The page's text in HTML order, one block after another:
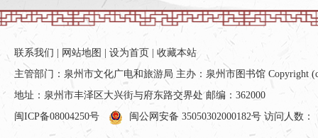
联系我们 网站地图 设为首页
收藏本站
主管部门：泉州市文化广电和旅游局 主办：泉州市图书馆 Copyright
地址：泉州市丰泽区大兴街与府东路交界处 邮编：362000
闽ICP备08004250号
闽公网安备 35050302000182号 访问人数：